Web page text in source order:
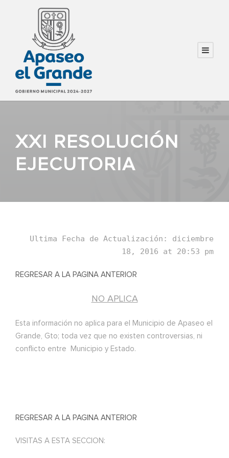
XXI RESOLUCIÓN
EJECUTORIA
Ultima Fecha de Actualización: diciembre
18, 2016 at 20:53 pm
REGRESAR A LA PAGINA ANTERIOR
NO APLICA
Esta información no aplica para el Municipio de Apaseo el
Grande, Gto; toda vez que no existen controversias, ni
conflicto entre Municipio y Estado.
REGRESAR A LA PAGINA ANTERIOR
VISITAS A ESTA SECCION: